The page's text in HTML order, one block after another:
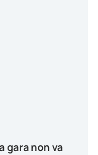
gara non va